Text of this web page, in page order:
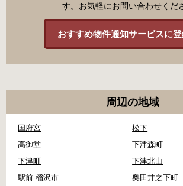
す。お気軽にお問い合わせくだ
おすすめ物件通知サービスに
周辺の地域
国府宮
松下
高御堂
下津森町
下津町
下津北山
駅前-稲沢市
奥田井之下町